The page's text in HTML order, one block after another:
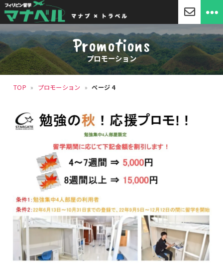
「マ
ナ
ベ
ル」
セ
ブ
Promotions
プロモーション
TOP » プロモーション » ページ 4